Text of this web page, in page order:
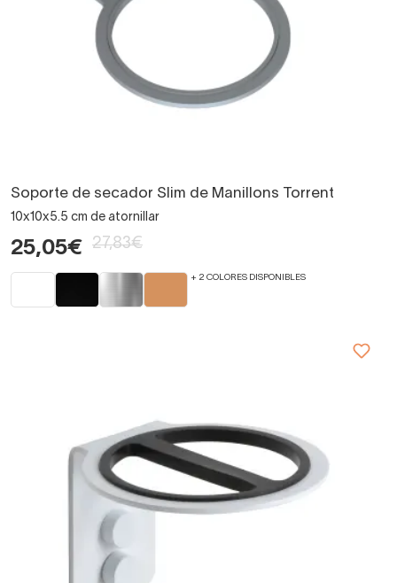
Soporte de secador Slim de Manillons Torrent
10x10x5.5 cm de atornillar
25,05€ 27,83€
+ 2 COLORES DISPONIBLES